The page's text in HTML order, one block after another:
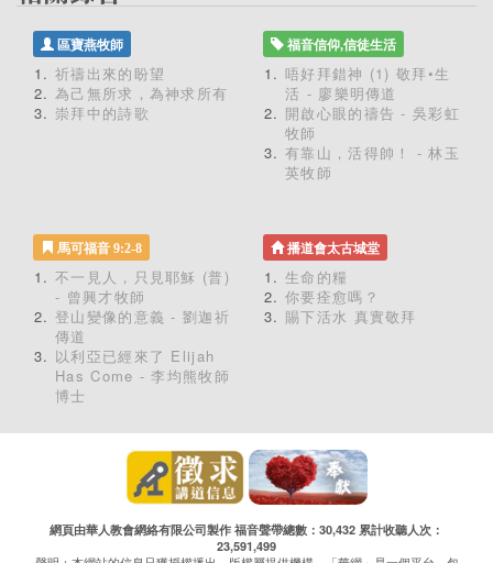
區寶燕牧師
祈禱出來的盼望
為己無所求，為神求所有
崇拜中的詩歌
福音信仰,信徒生活
唔好拜錯神 (1) 敬拜•生
活 - 廖樂明傳道
開啟心眼的禱告 - 吳彩虹
牧師
有靠山，活得帥！ - 林玉
英牧師
馬可福音 9:2-8
不一見人，只見耶穌 (普)
- 曾興才牧師
登山變像的意義 - 劉迦祈
傳道
以利亞已經來了 Elijah
Has Come - 李均熊牧師
博士
播道會太古城堂
生命的糧
你要痊愈嗎？
賜下活水 真實敬拜
網頁由華人教會網絡有限公司製作 福音聲帶總數：30,432 累計收聽人次：
23,591,499